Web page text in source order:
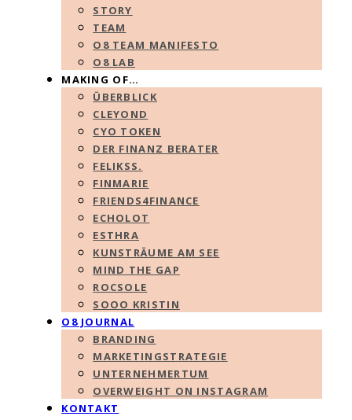
STORY
TEAM
O8 TEAM MANIFESTO
O8 LAB
MAKING OF…
ÜBERBLICK
CLEYOND
CYO TOKEN
DER FINANZ BERATER
FELIKSS.
FINMARIE
FRIENDS4FINANCE
ECHOLOT
ESTHRA
KUNSTRÄUME AM SEE
MIND THE GAP
ROCSOLE
SOOO KRISTIN
O8 JOURNAL
BRANDING
MARKETINGSTRATEGIE
UNTERNEHMERTUM
OVERWEIGHT ON INSTAGRAM
KONTAKT